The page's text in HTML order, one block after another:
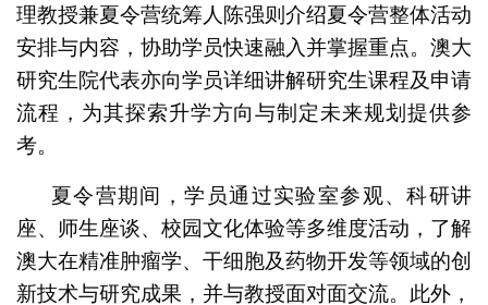
理教授兼夏令营统筹人陈强则介绍夏令营整体活动
安排与内容，协助学员快速融入并掌握重点。澳大
研究生院代表亦向学员详细讲解研究生课程及申请
流程，为其探索升学方向与制定未来规划提供参
考。
夏令营期间，学员通过实验室参观、科研讲
座、师生座谈、校园文化体验等多维度活动，了解
澳大在精准肿瘤学、干细胞及药物开发等领域的创
新技术与研究成果，并与教授面对面交流。此外，